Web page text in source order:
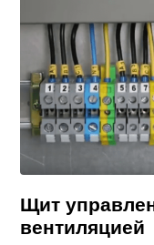
Щит
вентиляцией